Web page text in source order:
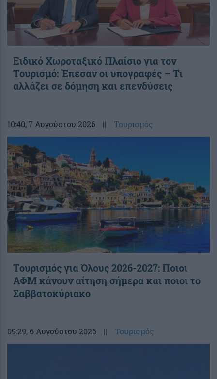
Ειδικό Χωροταξικό Πλαίσιο για τον
Τουρισμό: Έπεσαν οι υπογραφές – Τι
αλλάζει σε δόμηση και επενδύσεις
10:40, 7 Αυγούστου 2026 || Τουρισμός
Τουρισμός για Όλους 2026-2027: Ποιοι
ΑΦΜ κάνουν αίτηση σήμερα και ποιοι το
Σαββατοκύριακο
09:29, 6 Αυγούστου 2026 || Τουρισμός